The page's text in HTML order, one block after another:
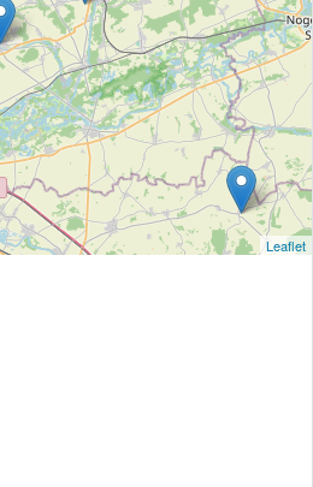
Leaflet